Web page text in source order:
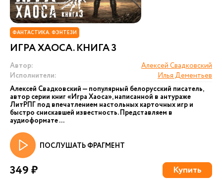
ФАНТАСТИКА. ФЭНТЕЗИ
ИГРА ХАОСА. КНИГА 3
Автор:
Алексей Свадковский
Исполнители:
Илья Дементьев
Алексей Свадковский — популярный белорусский писатель,
автор серии книг «Игра Хаоса», написанной в антураже
ЛитРПГ под впечатлением настольных карточных игр и
быстро снискавшей известность. Представляем в
аудиоформате ...
ПОСЛУШАТЬ ФРАГМЕНТ
349 ₽ Купить